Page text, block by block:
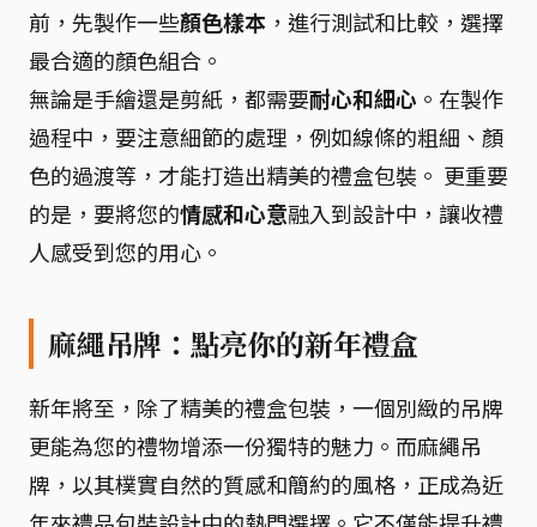
前，先製作一些顏色樣本 ，進行測試和比較，選擇
最合適的顏色組合。
無論是手繪還是剪紙，都需要耐心和細心 。在製作
過程中，要注意細節的處理，例如線條的粗細、顏
色的過渡等，才能打造出精美的禮盒包裝。 更重要
的是，要將您的情感和心意融入到設計中，讓收禮
人感受到您的用心。
麻繩吊牌：點亮你的新年禮盒
新年將至，除了精美的禮盒包裝，一個別緻的吊牌
更能為您的禮物增添一份獨特的魅力。而麻繩吊
牌，以其樸實自然的質感和簡約的風格，正成為近